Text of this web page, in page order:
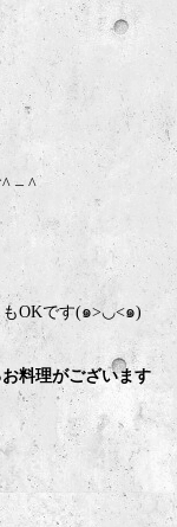
^ – ^
もOKです(๑>◡<๑)
料理がございます